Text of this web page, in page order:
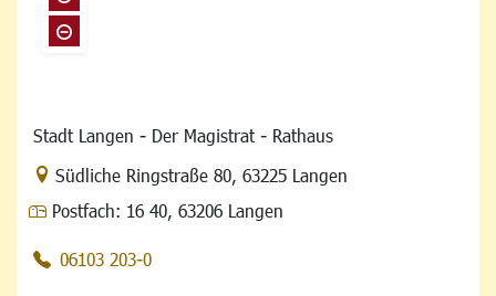
Stadt Langen - Der Magistrat - Rathaus
Link zur Google-Maps Navigation
Südliche Ringstraße 80, 63225 Langen
Postfach: 16 40, 63206 Langen
06103 203-0